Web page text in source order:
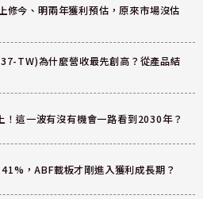
修今、明兩年獲利預估，原來市場沒估
TW)為什麼營收最先創高？從產品結
！這一波有沒有機會一路看到2030年？
，ABF載板才剛進入獲利成長期？